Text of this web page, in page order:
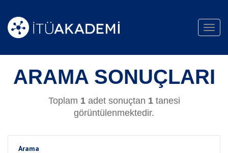
ARAMA SONUÇLARI
Toplam 1adet sonuçtan 1tanesi
görüntülenmektedir.
Arama